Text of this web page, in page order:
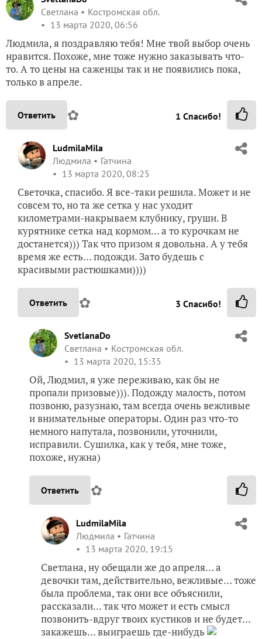
Светлана
Костромская обл.
13 марта 2020, 06:56
Людмила, я поздравляю тебя! Мне твой выбор очень
нравится. Похоже, мне тоже нужно заказывать что-
то. А то цены на саженцы так и не появились пока,
только в апреле.
Ответить ✿ 1 Спасибо!
LudmilaMila
Людмила
Гатчина
13 марта 2020, 08:25
Светочка, спасибо. Я все-таки решила. Может и не
совсем то, но та же сетка у нас уходит
километрами-накрываем клубнику, груши. В
курятнике сетка над кормом… а то курочкам не
достанется))) Так что призом я довольна. А у тебя
время же есть… подожди. Зато будешь с
красивыми растюшками))))
Ответить ✿ 3 Спасибо!
SvetlanaDo
Светлана
Костромская обл.
13 марта 2020, 15:35
Ой, Людмил, я уже переживаю, как бы не
пропали призовые))). Подожду малость, потом
позвоню, разузнаю, там всегда очень вежливые
и внимательные операторы. Один раз что-то
немного напутала, позвонили, уточнили,
исправили. Сушилка, как у тебя, мне тоже,
похоже, нужна)
Ответить ✿
LudmilaMila
Людмила
Гатчина
13 марта 2020, 19:15
Светлана, ну обещали же до апреля… а
девочки там, действительно, вежливые… тоже
была проблема, так они все объяснили,
рассказали… так что может и есть смысл
позвонить-вдруг твоих кустиков и не будет…
закажешь… выиграешь где-нибудь